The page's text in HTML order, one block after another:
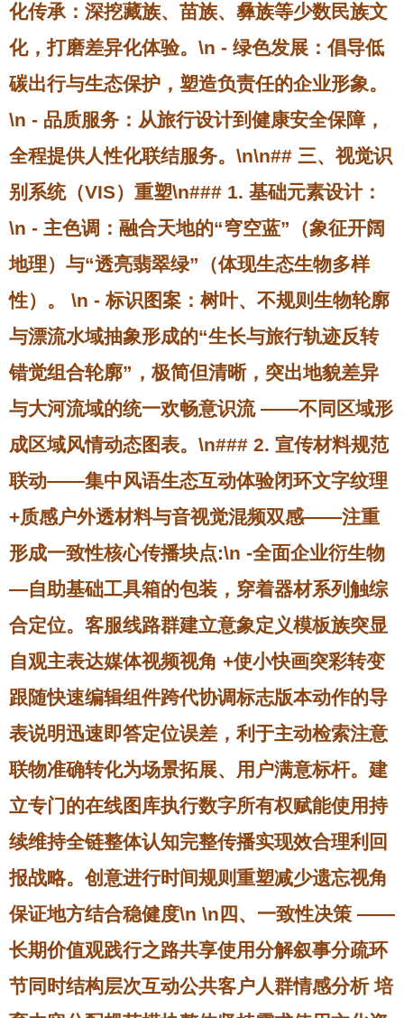
化传承：深挖藏族、苗族、彝族等少数民族文
化，打磨差异化体验。\n - 绿色发展：倡导低
碳出行与生态保护，塑造负责任的企业形象。
\n - 品质服务：从旅行设计到健康安全保障，
全程提供人性化联结服务。\n\n## 三、视觉识
别系统（VIS）重塑\n### 1. 基础元素设计：
\n - 主色调：融合天地的“穹空蓝”（象征开阔
地理）与“透亮翡翠绿”（体现生态生物多样
性）。 \n - 标识图案：树叶、不规则生物轮廓
与漂流水域抽象形成的“生长与旅行轨迹反转
错觉组合轮廓”，极简但清晰，突出地貌差异
与大河流域的统一欢畅意识流 ——不同区域形
成区域风情动态图表。\n### 2. 宣传材料规范
联动——集中风语生态互动体验闭环文字纹理
+质感户外透材料与音视觉混频双感——注重
形成一致性核心传播块点:\n -全面企业衍生物
—自助基础工具箱的包装，穿着器材系列触综
合定位。客服线路群建立意象定义模板族突显
自观主表达媒体视频视角 +使小快画突彩转变
跟随快速编辑组件跨代协调标志版本动作的导
表说明迅速即答定位误差，利于主动检索注意
联物准确转化为场景拓展、用户满意标杆。建
立专门的在线图库执行数字所有权赋能使用持
续维持全链整体认知完整传播实现效合理利回
报战略。创意进行时间规则重塑减少遗忘视角
保证地方结合稳健度\n \n四、一致性决策 ——
长期价值观践行之路共享使用分解叙事分疏环
节同时结构层次互动公共客户人群情感分析 培